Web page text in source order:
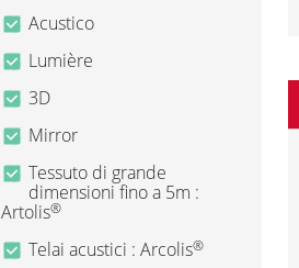
Acustico
Lumière
3D
Mirror
Tessuto di grande
dimensioni fino a 5m :
Artolis®
Telai acustici : Arcolis®